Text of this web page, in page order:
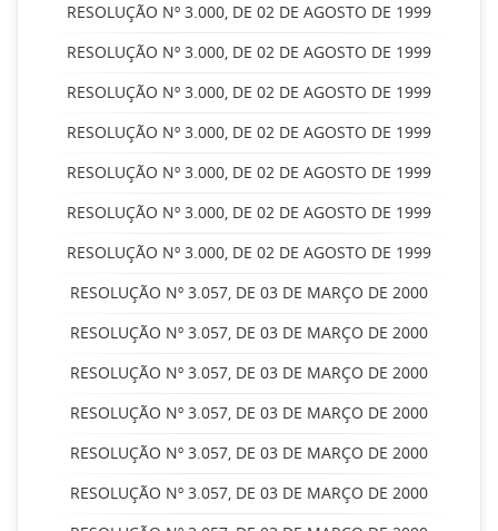
RESOLUÇÃO Nº 3.000, DE 02 DE AGOSTO DE 1999
RESOLUÇÃO Nº 3.000, DE 02 DE AGOSTO DE 1999
RESOLUÇÃO Nº 3.000, DE 02 DE AGOSTO DE 1999
RESOLUÇÃO Nº 3.000, DE 02 DE AGOSTO DE 1999
RESOLUÇÃO Nº 3.000, DE 02 DE AGOSTO DE 1999
RESOLUÇÃO Nº 3.000, DE 02 DE AGOSTO DE 1999
RESOLUÇÃO Nº 3.000, DE 02 DE AGOSTO DE 1999
RESOLUÇÃO Nº 3.057, DE 03 DE MARÇO DE 2000
RESOLUÇÃO Nº 3.057, DE 03 DE MARÇO DE 2000
RESOLUÇÃO Nº 3.057, DE 03 DE MARÇO DE 2000
RESOLUÇÃO Nº 3.057, DE 03 DE MARÇO DE 2000
RESOLUÇÃO Nº 3.057, DE 03 DE MARÇO DE 2000
RESOLUÇÃO Nº 3.057, DE 03 DE MARÇO DE 2000